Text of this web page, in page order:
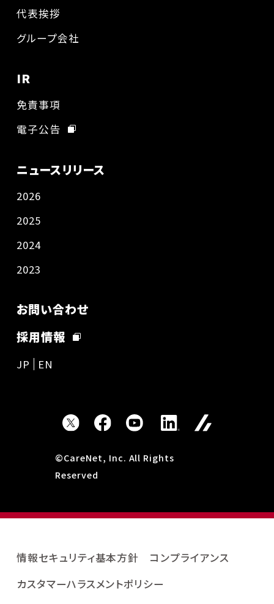
代表挨拶
グループ会社
IR
免責事項
電子公告
ニュースリリース
2026
2025
2024
2023
お問い合わせ
採用情報
JP EN
©CareNet, Inc. All Rights
Reserved
情報セキュリティ基本方針
コンプライアンス
カスタマーハラスメントポリシー